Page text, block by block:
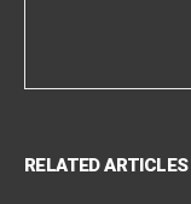
RELATED ARTICLES